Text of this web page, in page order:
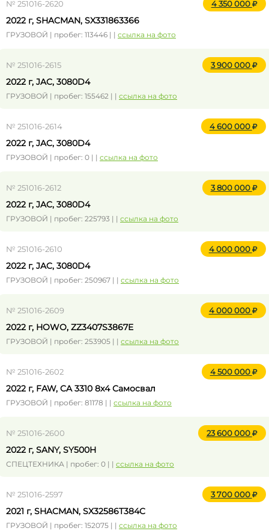
№ 251016-2620 4 350 000
2022 г, SHACMAN, SX331863366
ГРУЗОВОЙ | пробег: 113446 | | ссылка на фото
№ 251016-2615 3 900 000
2022 г, JAC, 3080D4
ГРУЗОВОЙ | пробег: 155462 | | ссылка на фото
№ 251016-2614 4 600 000
2022 г, JAC, 3080D4
ГРУЗОВОЙ | пробег: 0 | | ссылка на фото
№ 251016-2612 3 800 000
2022 г, JAC, 3080D4
ГРУЗОВОЙ | пробег: 225793 | | ссылка на фото
№ 251016-2610 4 000 000
2022 г, JAC, 3080D4
ГРУЗОВОЙ | пробег: 250967 | | ссылка на фото
№ 251016-2609 4 000 000
2022 г, HOWO, ZZ3407S3867E
ГРУЗОВОЙ | пробег: 253905 | | ссылка на фото
№ 251016-2602 4 500 000
2022 г, FAW, CA 3310 8x4 Самосвал
ГРУЗОВОЙ | пробег: 81178 | | ссылка на фото
№ 251016-2600 23 600 000
2022 г, SANY, SY500H
СПЕЦТЕХНИКА | пробег: 0 | | ссылка на фото
№ 251016-2597 3 700 000
2021 г, SHACMAN, SX32586T384C
ГРУЗОВОЙ | пробег: 152075 | | ссылка на фото